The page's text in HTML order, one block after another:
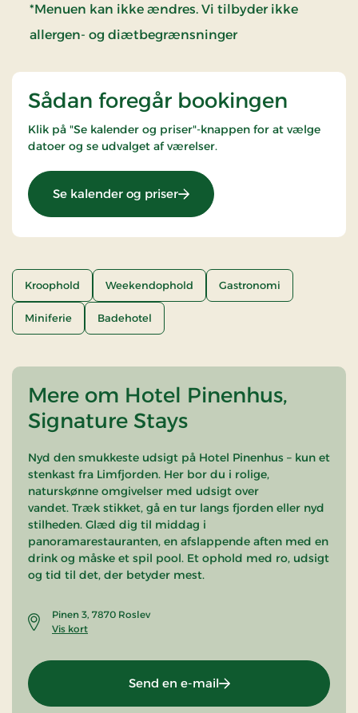
*Menuen kan ikke ændres. Vi tilbyder ikke
allergen- og diætbegrænsninger
Sådan foregår bookingen
Klik på "Se kalender og priser"-knappen for at vælge
datoer og se udvalget af værelser.
Se kalender og priser: Limfjordsophold
Kroophold Weekendophold Gastronomi
Miniferie Badehotel
Mere om Hotel Pinenhus,
Signature Stays
Nyd den smukkeste udsigt på Hotel Pinenhus – kun et
stenkast fra Limfjorden. Her bor du i rolige,
naturskønne omgivelser med udsigt over
vandet. Træk stikket, gå en tur langs fjorden eller nyd
stilheden. Glæd dig til middag i
panoramarestauranten, en afslappende aften med en
drink og måske et spil pool. Et ophold med ro, udsigt
og tid til det, der betyder mest.
Pinen 3, 7870 Roslev
Vis kort
Send en e-mail